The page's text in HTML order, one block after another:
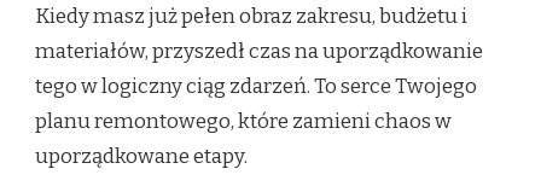
Kiedy masz już pełen obraz zakresu, budżetu i
materiałów, przyszedł czas na uporządkowanie
tego w logiczny ciąg zdarzeń. To serce Twojego
planu remontowego, które zamieni chaos w
uporządkowane etapy.